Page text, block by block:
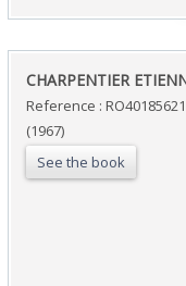
‎CHARPENTIER
Reference : RO40185621
(1967)
See the book